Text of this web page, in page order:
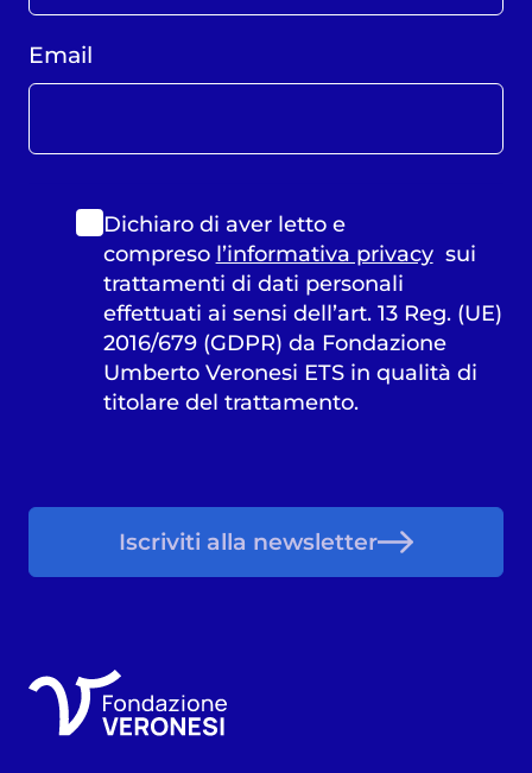
Email
Dichiaro di aver letto e
compreso l’informativa privacysui
trattamenti di dati personali
effettuati ai sensi dell’art. 13 Reg. (UE)
2016/679 (GDPR) da Fondazione
Umberto Veronesi ETS in qualità di
titolare del trattamento.
Iscriviti alla newsletter